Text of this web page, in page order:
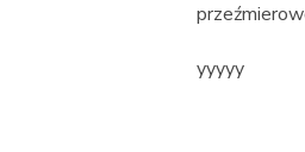
yyyyy